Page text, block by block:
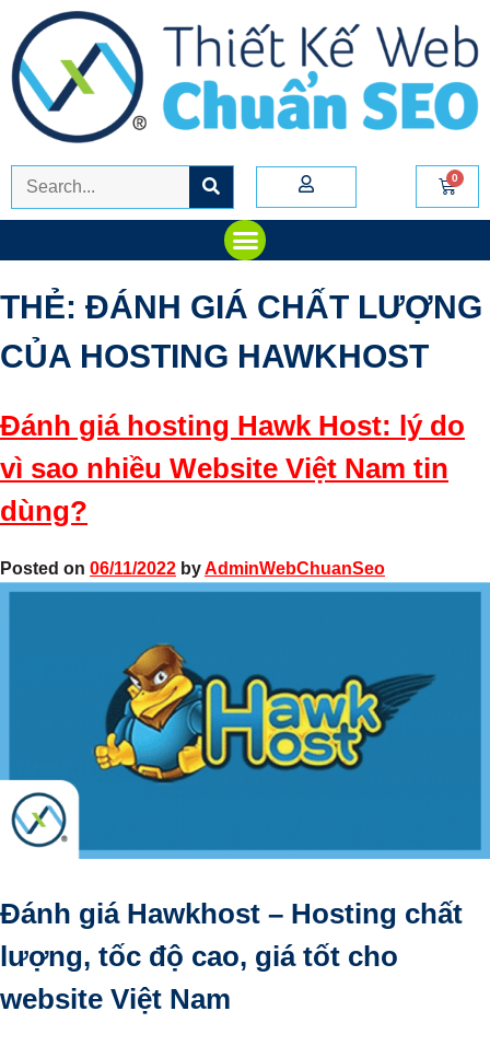
THẺ: ĐÁNH GIÁ CHẤT LƯỢNG
CỦA HOSTING HAWKHOST
Đánh giá hosting Hawk Host: lý do
vì sao nhiều Website Việt Nam tin
dùng?
Posted on 06/11/2022 byAdminWebChuanSeo
Đánh giá Hawkhost – Hosting chất
lượng, tốc độ cao, giá tốt cho
website Việt Nam